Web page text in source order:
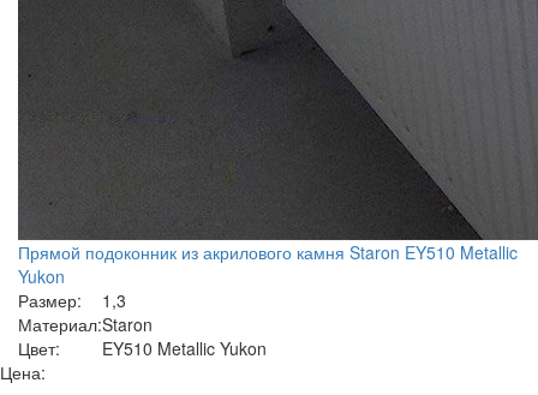
Прямой подоконник из акрилового камня Staron EY510 Metallic
Yukon
Размер:
1,3
Материал:Staron
Цвет:
EY510 Metallic Yukon
Цена: